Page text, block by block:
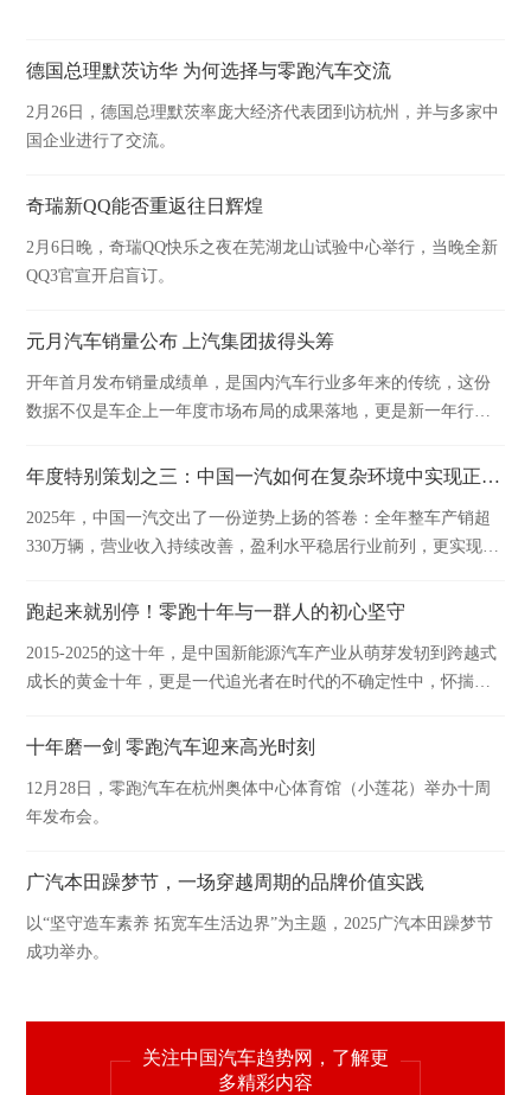
德国总理默茨访华 为何选择与零跑汽车交流
2月26日，德国总理默茨率庞大经济代表团到访杭州，并与多家中
国企业进行了交流。
奇瑞新QQ能否重返往日辉煌
2月6日晚，奇瑞QQ快乐之夜在芜湖龙山试验中心举行，当晚全新
QQ3官宣开启盲订。
元月汽车销量公布 上汽集团拔得头筹
开年首月发布销量成绩单，是国内汽车行业多年来的传统，这份
数据不仅是车企上一年度市场布局的成果落地，更是新一年行业
年度特别策划之三：中国一汽如何在复杂环境中实现正增长
2025年，中国一汽交出了一份逆势上扬的答卷：全年整车产销超
330万辆，营业收入持续改善，盈利水平稳居行业前列，更实现连
跑起来就别停！零跑十年与一群人的初心坚守
2015-2025的这十年，是中国新能源汽车产业从萌芽发轫到跨越式
成长的黄金十年，更是一代追光者在时代的不确定性中，怀揣初
十年磨一剑 零跑汽车迎来高光时刻
12月28日，零跑汽车在杭州奥体中心体育馆（小莲花）举办十周
年发布会。
广汽本田躁梦节，一场穿越周期的品牌价值实践
以“坚守造车素养 拓宽车生活边界”为主题，2025广汽本田躁梦节
成功举办。
关注中国汽车趋势网，了解更
多精彩内容